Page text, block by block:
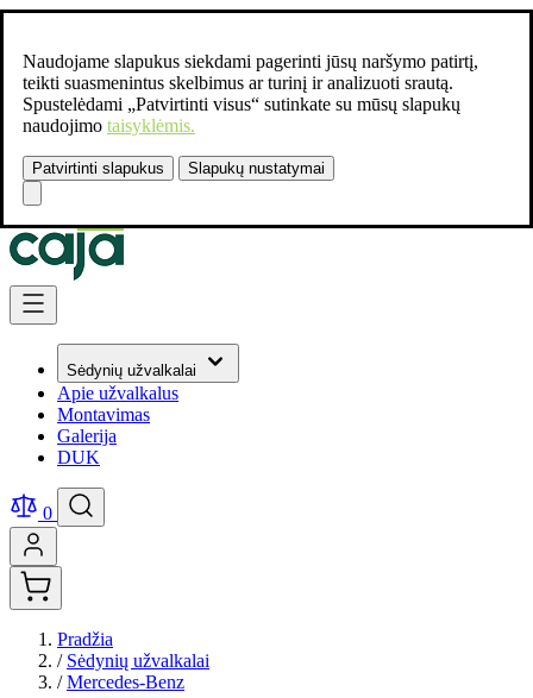
Naudojame slapukus siekdami pagerinti jūsų naršymo patirtį,
teikti suasmenintus skelbimus ar turinį ir analizuoti srautą.
Spustelėdami „Patvirtinti visus“ sutinkate su mūsų slapukų
naudojimo taisyklėmis.
Patvirtinti slapukus Slapukų nustatymai
Susisiekite:
Skip to Content
Sėdynių užvalkalai
Apie užvalkalus
Montavimas
Galerija
DUK
0
Pradžia
/ Sėdynių užvalkalai
/ Mercedes-Benz